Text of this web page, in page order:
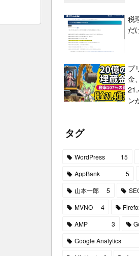
税
だ
プ
金
ン
タグ
WordPress 15
AppBank
5
山本一郎
5
MVNO
4
AMP
3
Google Analytics